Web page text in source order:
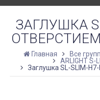
ЗАГЛУШКА
Главная Все
ARLIGHT S-
Заглушка SL-SLIM-